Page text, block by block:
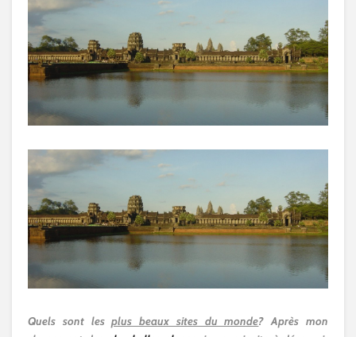
Quels sont lesplus beaux sites du monde? Après mon